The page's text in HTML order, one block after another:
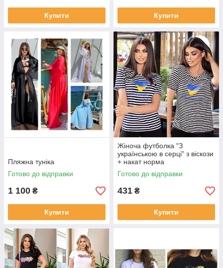
Купити Купити
Пляжна туніка
Готово до відправки
1 100 ₴
Купити
Жіноча футболка "З
українською в серці" з віскози
+ накат норма
Готово до відправки
431 ₴
Купити